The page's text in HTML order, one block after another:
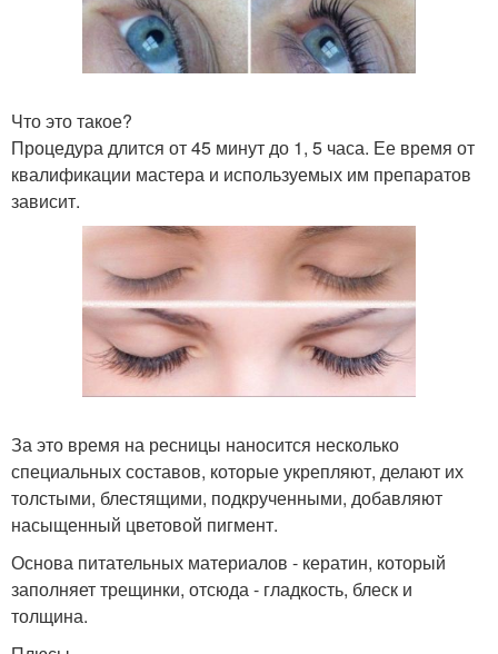
Что это такое?
Процедура длится от 45 минут до 1, 5 часа. Ее время от
квалификации мастера и используемых им препаратов
зависит.
За это время на ресницы наносится несколько
специальных составов, которые укрепляют, делают их
толстыми, блестящими, подкрученными, добавляют
насыщенный цветовой пигмент.
Основа питательных материалов - кератин, который
заполняет трещинки, отсюда - гладкость, блеск и
толщина.